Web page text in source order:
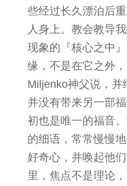
些经过长久漂泊后
人身上。教会教导
现象的『核心之中
缘，不是在它之外
Miljenko神父说，
并没有带来另一部
初也是唯一的福音
的细语，常常慢慢
好奇心，并唤起他
里，焦点不是理论